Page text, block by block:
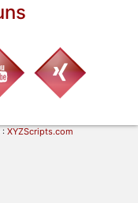
: XYZScripts.com